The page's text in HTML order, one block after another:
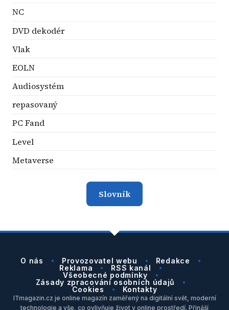
NC
DVD dekodér
Vlak
EOLN
Audiosystém
repasovaný
PC Fand
Level
Metaverse
Slovník
O nás Provozovatel webu
Redakce
Reklama
RSS kanál
Všeobecné podmínky
Zásady zpracování osobních údajů
Cookies
Kontakty
ITmagazin.cz je online magazín zaměřený na digitální svět, moderní
technologie a vše, co ovlivňuje život v online prostředí. Přináší